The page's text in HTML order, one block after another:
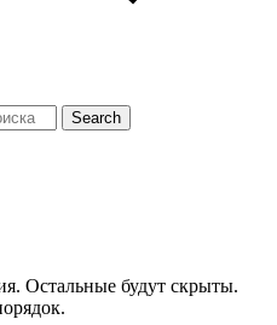
Search
Остальные будут скрыты.